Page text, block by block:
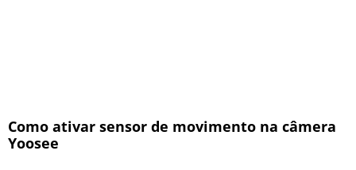
Como ativar sensor de movimento na câmera
Yoosee